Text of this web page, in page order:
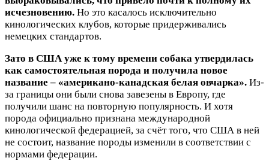
исчезновению. Но это касалось исключительно
кинологических клубов, которые придерживались
немецких стандартов.
Зато в США уже к тому времени собака утвердилась
как самостоятельная порода и получила новое
название – «американо-канадская белая овчарка». Из-
за границы они были снова завезены в Европу, где
получили шанс на повторную популярность. И хотя
порода официально признана международной
кинологической федерацией, за счёт того, что США в ней
не состоит, название породы изменили в соответствии с
нормами федерации.